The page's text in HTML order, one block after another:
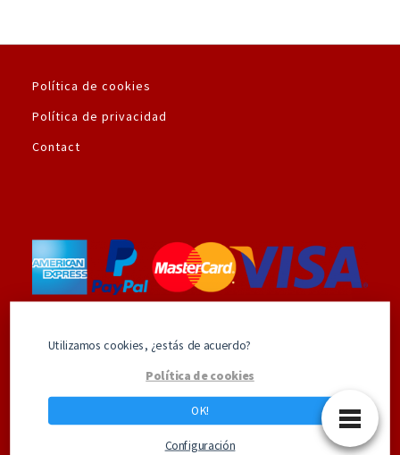
Política de cookies
Política de privacidad
Contact
Los mejores productos de Superhéroes
Utilizamos cookies, ¿estás de acuerdo?
Política de cookies
OK!
Configuración